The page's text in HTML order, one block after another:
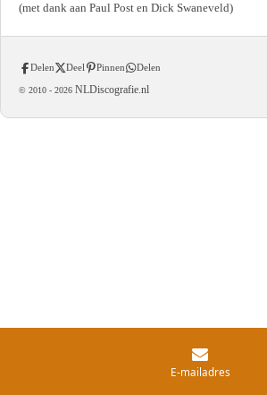
(met dank aan Paul Post en Dick Swaneveld)
Delen Deel Pinnen Delen
© 2010 - 2026 NLDiscografie.nl
E-mailadres